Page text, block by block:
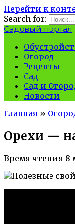
Перейти к
Search for:
Садовый портал
Огород
Рецепты
Сад
Сад и
Новости
Главная »
Орехи —
Время чтения 8